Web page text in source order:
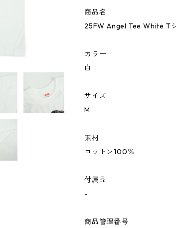
商品名
25FW Angel Tee White T
カラー
白
サイズ
M
素材
コットン100％
付属品
-
商品管理番号